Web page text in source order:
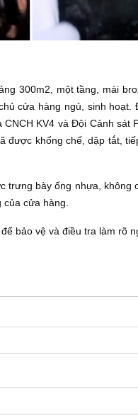
300m2, một tầng, mái
cửa hàng ngủ, sinh
KV4 và Đội Cảnh sát
được khống chế, dập tắt,
trưng bày ống nhựa,
cửa hàng.
bảo vệ và điều tra làm rõ